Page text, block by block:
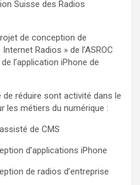
Suisse des Radios
de conception de
Radios » de l’ASROC
l’application iPhone de
de réduire sont activité dans le
les métiers du numérique :
de CMS
d’applications iPhone
de radios d’entreprise